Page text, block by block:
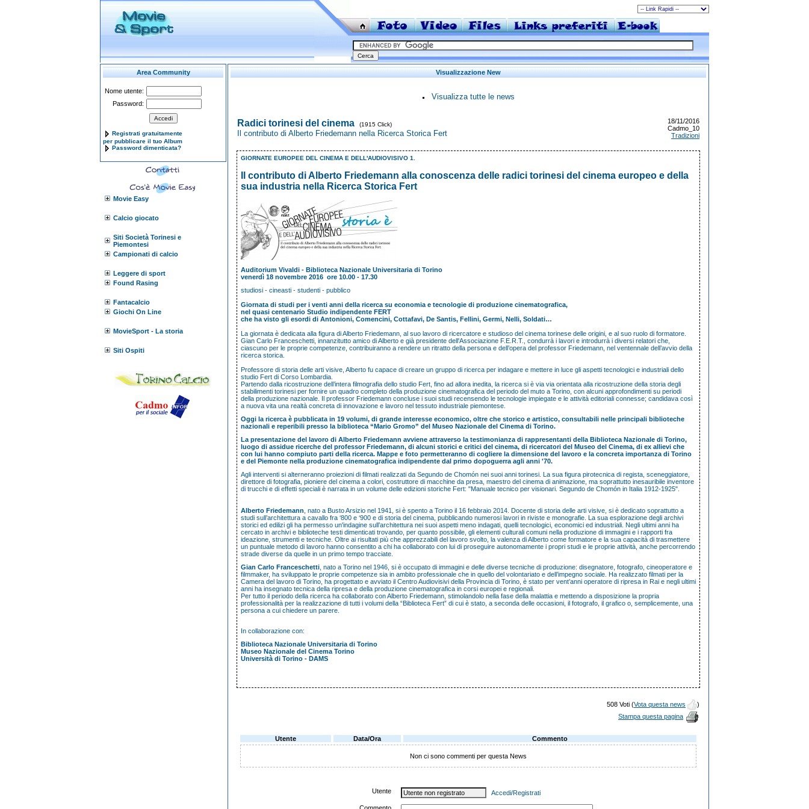
Area Community
Nome utente:
Password:
Registrati gratuitamente
per pubblicare il tuo Album
Password dimenticata?
Movie Easy
Calcio giocato
Siti Società Torinesi e
Piemontesi
Campionati di calcio
Leggere di sport
Found Rasing
Fantacalcio
Giochi On Line
MovieSport - La storia
Siti Ospiti
Visualizzazione New
Visualizza tutte le news
Radici torinesi del cinema (1915 Click)
Il contributo di Alberto Friedemann nella Ricerca Storica Fert
18/11/2016
Cadmo_10
Tradizioni
GIORNATE EUROPEE DEL CINEMA E DELL'AUDIOVISIVO 1.
Il contributo di Alberto Friedemann alla conoscenza delle radici torinesi del cinema europeo e della
sua industria nella Ricerca Storica Fert
Auditorium Vivaldi - Biblioteca Nazionale Universitaria di Torino
venerdì 18 novembre 2016 ore 10.00 - 17.30
studiosi - cineasti - studenti - pubblico
Giornata di studi per i venti anni della ricercasu economia e tecnologie di produzione cinematografica,
nel quasi centenario Studio indipendente FERT
che ha visto gli esordi di Antonioni, Comencini, Cottafavi, De Santis, Fellini, Germi, Nelli, Soldati…
La giornata è dedicata alla figura di Alberto Friedemann, al suo lavoro di ricercatore e studioso del cinema torinese delle origini, e al suo ruolo di formatore.
Gian Carlo Franceschetti, innanzitutto amico di Alberto e già presidente dell'Associazione F.E.R.T., condurrà i lavori e introdurrà i diversi relatori che,
ciascuno per le proprie competenze, contribuiranno a rendere un ritratto della persona e dell’opera del professor Friedemann, nel ventennale dell’avvio della
ricerca storica.
Professore di storia delle arti visive, Alberto fu capace di creare un gruppo di ricerca per indagare e mettere in luce gli aspetti tecnologici e industriali dello
studio Fert di Corso Lombardia.
Partendo dalla ricostruzione dell’intera filmografia dello studio Fert, fino ad allora inedita, la ricerca si è via via orientata alla ricostruzione della storia degli
stabilimenti torinesi per fornire un quadro completo della produzione cinematografica del periodo del muto a Torino, con alcuni approfondimenti su periodi
della produzione nazionale. Il professor Friedemann concluse i suoi studi recensendo le tecnologie impiegate e le attività editoriali connesse; candidava così
a nuova vita una realtà concreta di innovazione e lavoro nel tessuto industriale piemontese.
Oggi la ricerca è pubblicata in 19 volumi, di grande interesse economico, oltre che storico e artistico, consultabili nelle principali biblioteche
nazionali e reperibili presso la biblioteca “Mario Gromo” del Museo Nazionale del Cinema di Torino.
La presentazione del lavoro di Alberto Friedemann avviene attraverso la testimonianza di rappresentanti della Biblioteca Nazionale di Torino,
luogo di assidue ricerche del professor Friedemann, di alcuni storici e critici del cinema, di ricercatori del Museo del Cinema, di ex allievi che
con lui hanno compiuto parti della ricerca. Mappe e foto permetteranno di cogliere la dimensione del lavoro e la concreta importanza di Torino
e del Piemonte nella produzione cinematografica indipendente dal primo dopoguerra agli anni '70.
Agli interventi si alterneranno proiezioni di filmati realizzati da Segundo de Chomón nei suoi anni torinesi. La sua figura pirotecnica di regista, sceneggiatore,
direttore di fotografia, pioniere del cinema a colori, costruttore di macchine da presa, maestro del cinema di animazione, ma soprattutto inesauribile inventore
di trucchi e di effetti speciali è narrata in un volume delle edizioni storiche Fert: "Manuale tecnico per visionari. Segundo de Chomón in Italia 1912-1925".
Alberto Friedemann, nato a Busto Arsizio nel 1941, si è spento a Torino il 16 febbraio 2014. Docente di storia delle arti visive, si è dedicato soprattutto a
studi sull’architettura a cavallo fra ‘800 e ‘900 e di storia del cinema, pubblicando numerosi lavori in riviste e monografie. La sua esplorazione degli archivi
storici ed edilizi gli ha permesso un'indagine sull’architettura nei suoi aspetti meno indagati, quelli tecnologici, economici ed industriali. Negli ultimi anni ha
cercato in archivi e biblioteche testi dimenticati trovando, per quanto possibile, gli elementi culturali comuni nella produzione di immagini e i rapporti fra
ideazione, strumenti e tecniche. Oltre ai risultati più che apprezzabili del lavoro svolto, la valenza di Alberto come formatore e la sua capacità di trasmettere
un puntuale metodo di lavoro hanno consentito a chi ha collaborato con lui di proseguire autonomamente i propri studi e le proprie attività, anche percorrendo
strade diverse da quelle in un primo tempo tracciate.
Gian Carlo Franceschetti, nato a Torino nel 1946, si è occupato di immagini e delle diverse tecniche di produzione: disegnatore, fotografo, cineoperatore e
filmmaker, ha sviluppato le proprie competenze sia in ambito professionale che in quello del volontariato e dell’impegno sociale. Ha realizzato filmati per la
Camera del lavoro di Torino, ha progettato e avviato il Centro Audiovisivi della Provincia di Torino, è stato per vent’anni operatore di ripresa in Rai e negli ultimi
anni ha insegnato tecnica della ripresa e della produzione cinematografica in corsi europei e regionali.
Per tutto il periodo della ricerca ha collaborato con Alberto Friedemann, stimolandolo nella fase della malattia e mettendo a disposizione la propria
professionalità per la realizzazione di tutti i volumi della “Biblioteca Fert” di cui è stato, a seconda delle occasioni, il fotografo, il grafico o, semplicemente, una
persona a cui chiedere un parere.
In collaborazione con:
Biblioteca Nazionale Universitaria di Torino
Museo Nazionale del Cinema Torino
Università di Torino - DAMS
508 Voti (Vota questa news
)
Stampa questa pagina
Utente Data/Ora Commento
Non ci sono commenti per questa News
Utente Accedi/Registrati